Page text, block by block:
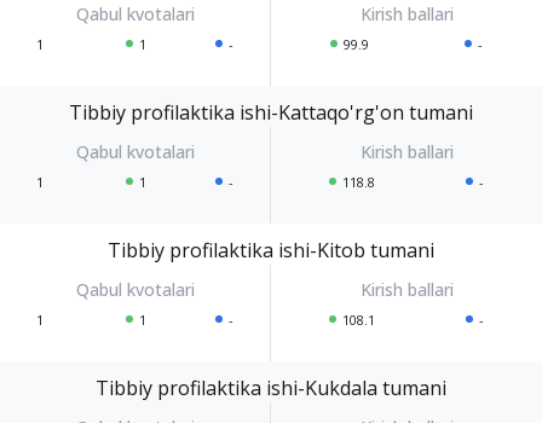
1 1 - 99.9 -
Tibbiy profilaktika ishi-Kattaqo'rg'on tumani
1 1 - 118.8 -
Tibbiy profilaktika ishi-Kitob tumani
1 1 - 108.1 -
Tibbiy profilaktika ishi-Kukdala tumani